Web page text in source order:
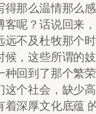
得那么温情那么
客呢？话说回来
远不及杜牧那个
候，这些所谓的
种回到了那个繁
这个社会，缺少
着深厚文化底蕴